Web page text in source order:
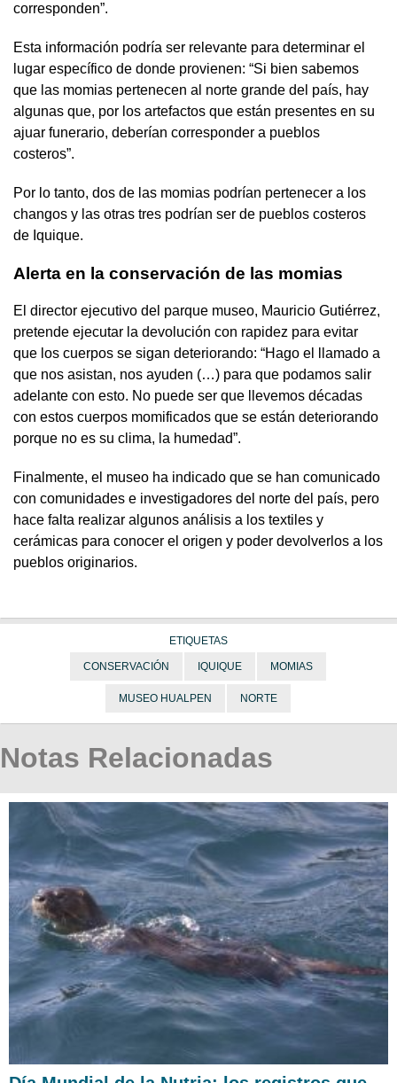
corresponden”.
Esta información podría ser relevante para determinar el
lugar específico de donde provienen: “Si bien sabemos
que las momias pertenecen al norte grande del país, hay
algunas que, por los artefactos que están presentes en su
ajuar funerario, deberían corresponder a pueblos
costeros”.
Por lo tanto, dos de las momias podrían pertenecer a los
changos y las otras tres podrían ser de pueblos costeros
de Iquique.
Alerta en la conservación de las momias
El director ejecutivo del parque museo, Mauricio Gutiérrez,
pretende ejecutar la devolución con rapidez para evitar
que los cuerpos se sigan deteriorando: “Hago el llamado a
que nos asistan, nos ayuden (…) para que podamos salir
adelante con esto. No puede ser que llevemos décadas
con estos cuerpos momificados que se están deteriorando
porque no es su clima, la humedad”.
Finalmente, el museo ha indicado que se han comunicado
con comunidades e investigadores del norte del país, pero
hace falta realizar algunos análisis a los textiles y
cerámicas para conocer el origen y poder devolverlos a los
pueblos originarios.
ETIQUETAS
CONSERVACIÓN IQUIQUE MOMIAS
MUSEO HUALPEN NORTE
Notas Relacionadas